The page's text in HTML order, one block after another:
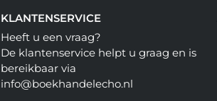
KLANTENSERVICE
Heeft u een vraag?
De klantenservice helpt u graag en is
bereikbaar via
info@boekhandelecho.nl